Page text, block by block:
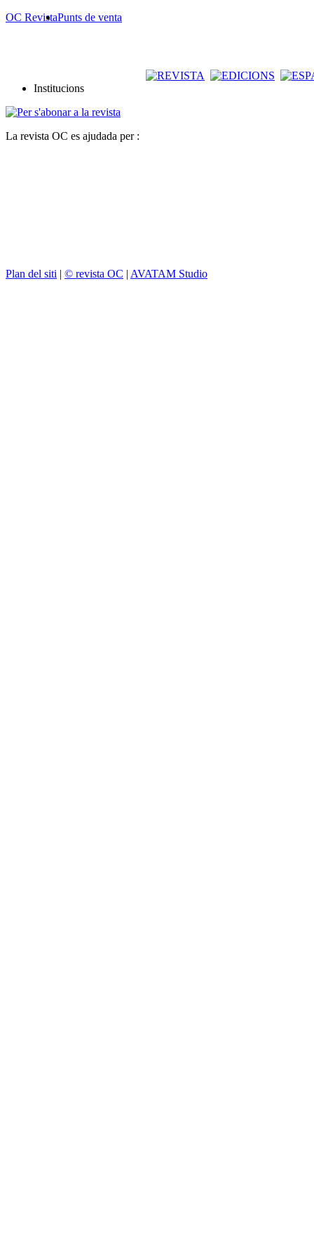
OC RevistaPunts de venta
Institucions
La revista OC es ajudada per :
Plan del siti | © revista OC | AVATAM Studio